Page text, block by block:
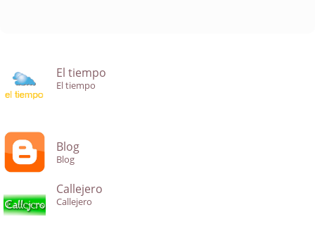
El tiempo
El tiempo
Blog
Blog
Callejero
Callejero